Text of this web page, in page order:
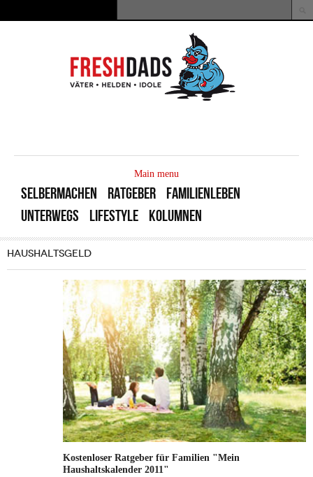
Suchformular
Main menu
SELBERMACHEN RATGEBER
FAMILIENLEBEN
UNTERWEGS
LIFESTYLE KOLUMNEN
HAUSHALTSGELD
Kostenloser Ratgeber für Familien "Mein
Haushaltskalender 2011"